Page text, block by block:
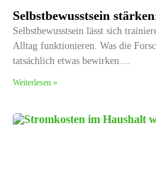
Selbstbewusstsein
Selbstbewusstsein lässt sich
Alltag funktionieren. Was die
tatsächlich etwas bewirken.
Weiterlesen »